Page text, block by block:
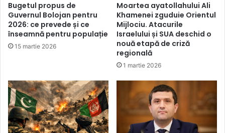
Bugetul propus de
Guvernul Bolojan pentru
2026: ce prevede și ce
înseamnă pentru populație
15 martie 2026
Moartea ayatollahului Ali
Khamenei zguduie Orientul
Mijlociu. Atacurile
Israelului și SUA deschid o
nouă etapă de criză
regională
1 martie 2026